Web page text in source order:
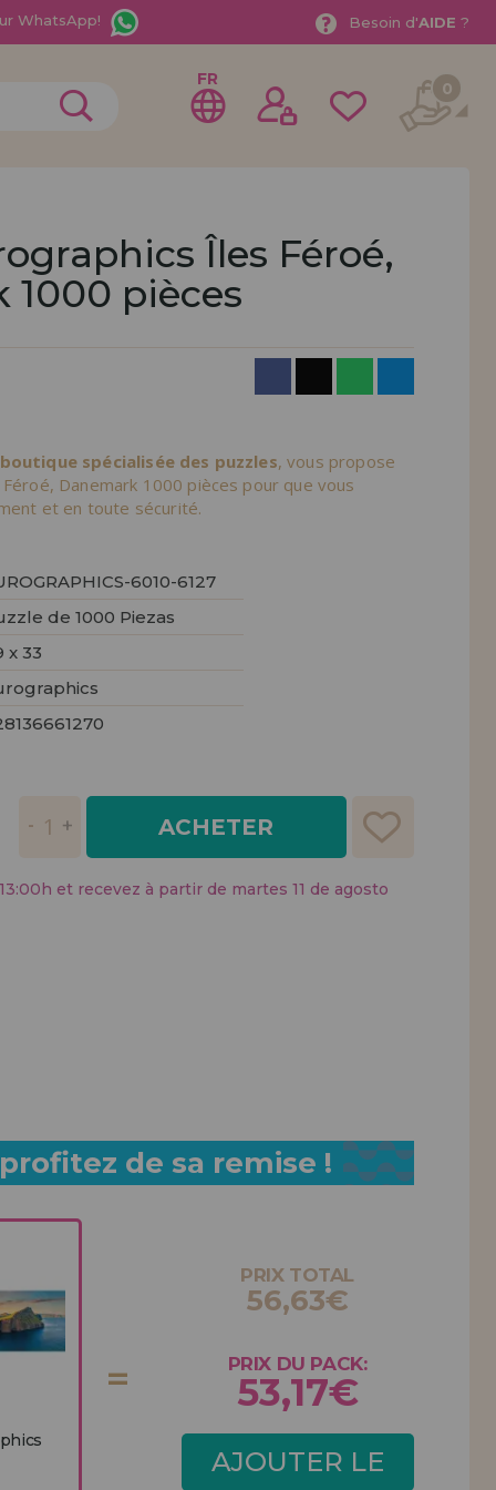
WhatsApp! Besoin d'AIDE ?
en tant que
FR 0
Îles Féroé,
1000 pièces
spécialisée des puzzles, vous propose
Danemark 1000 pièces pour que vous
et en toute sécurité.
6010-6127
de 1000 Piezas
x 33
ACHETER
et recevez à partir de martes 11 de agosto
de sa remise !
PRIX TOTAL
56,63€
PRIX DU PACK:
53,17€
AJOUTER LE